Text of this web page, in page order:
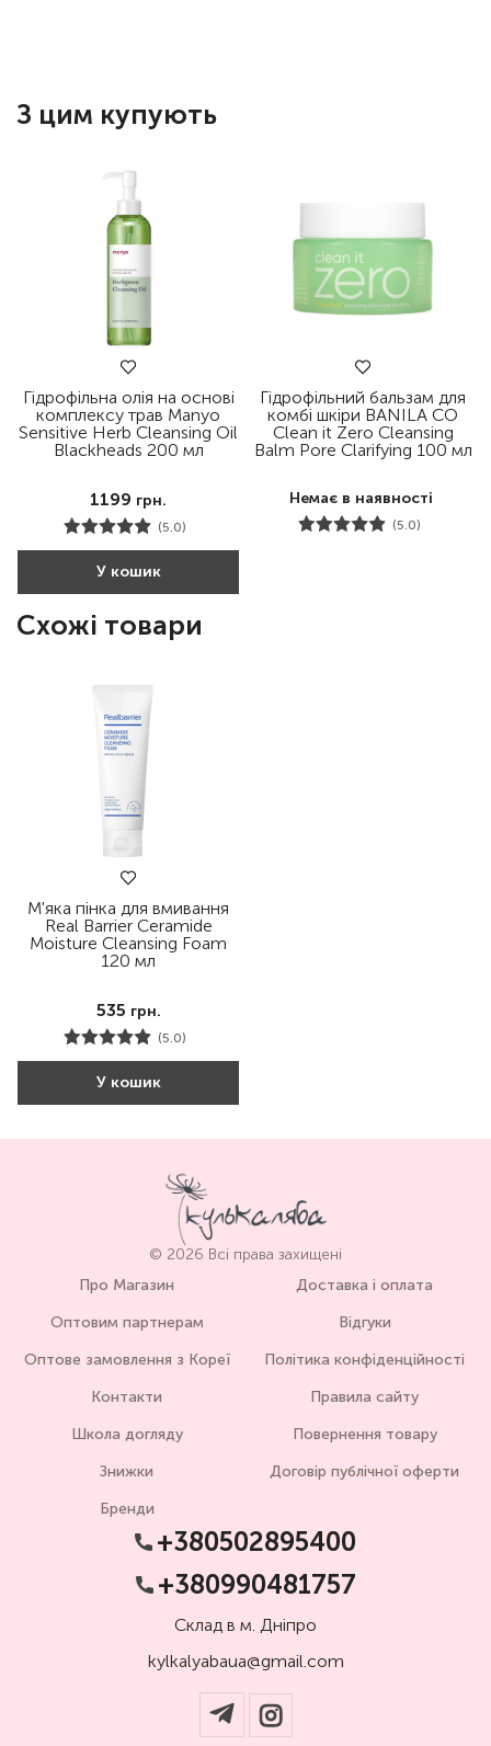
З цим купують
Гідрофільна олія на основі
комплексу трав Manyo
Sensitive Herb Cleansing Oil
Blackheads 200 мл
1199 грн.
(5.0)
У кошик
Гідрофільний бальзам для
комбі шкіри BANILA CO
Clean it Zero Cleansing
Balm Pore Clarifying 100 мл
Немає в наявності
(5.0)
Схожі товари
М'яка пінка для вмивання
Real Barrier Ceramide
Moisture Cleansing Foam
120 мл
535 грн.
(5.0)
У кошик
© 2026 Всі права захищені
Про Магазин
Оптовим партнерам
Оптове замовлення з Кореї
Контакти
Школа догляду
Знижки
Бренди
Доставка і оплата
Відгуки
Політика конфіденційності
Правила сайту
Повернення товару
Договір публічної оферти
+380502895400
+380990481757
Склад в м. Дніпро
kylkalyabaua@gmail.com